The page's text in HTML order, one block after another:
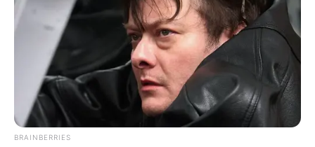
meilleur pronostic PMU gagnant.
BRAINBERRIES